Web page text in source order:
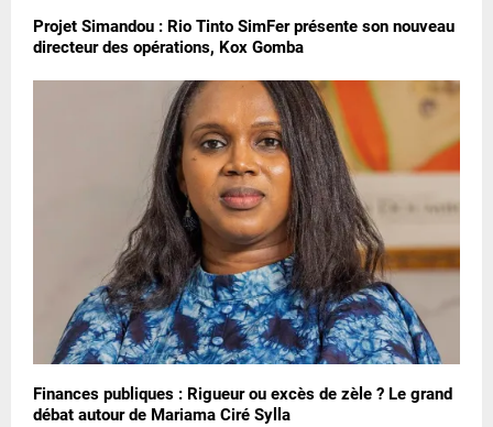
Projet Simandou : Rio Tinto SimFer présente son nouveau
directeur des opérations, Kox Gomba
Finances publiques : Rigueur ou excès de zèle ? Le grand
débat autour de Mariama Ciré Sylla